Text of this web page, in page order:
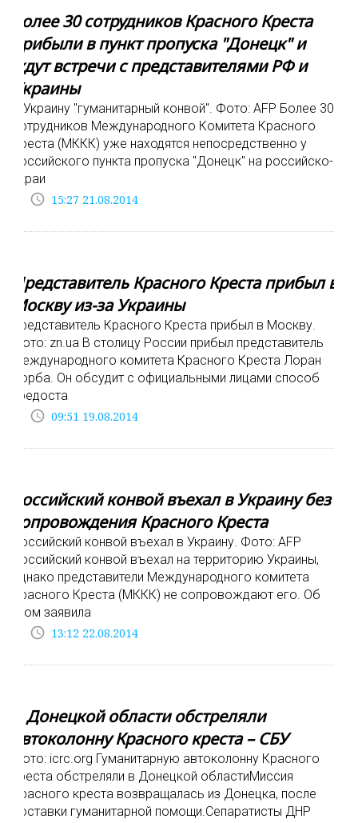
Более 30 сотрудников Красного Креста
прибыли в пункт пропуска "Донецк" и
ждут встречи с представителями РФ и
Украины
В Украину "гуманитарный конвой". Фото: AFP Более 30
сотрудников Международного Комитета Красного
Креста (МККК) уже находятся непосредственно у
российского пункта пропуска "Донецк" на российско-
украи
access_time 15:27 21.08.2014
Представитель Красного Креста прибыл в
Москву из-за Украины
Представитель Красного Креста прибыл в Москву.
Фото: zn.ua В столицу России прибыл представитель
Международного комитета Красного Креста Лоран
Корба. Он обсудит с официальными лицами способ
предоста
access_time 09:51 19.08.2014
Российский конвой въехал в Украину без
сопровождения Красного Креста
Российский конвой въехал в Украину. Фото: AFP
Российский конвой въехал на территорию Украины,
однако представители Международного комитета
Красного Креста (МККК) не сопровождают его. Об
этом заявила
access_time 13:12 22.08.2014
В Донецкой области обстреляли
автоколонну Красного креста – СБУ
Фото: icrc.org Гуманитарную автоколонну Красного
креста обстреляли в Донецкой областиМиссия
Красного креста возвращалась из Донецка, после
доставки гуманитарной помощи.Сепаратисты ДНР